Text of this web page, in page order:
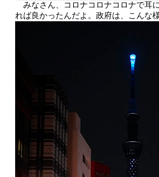
みなさん、コロナコロナコロナで耳
れば良かったんだよ。政府は、こんな